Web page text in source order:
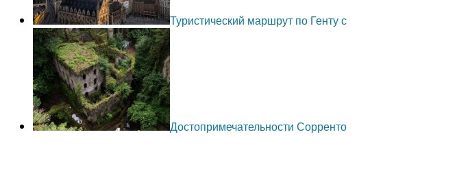
Туристический маршрут по Генту с
Достопримечательности Сорренто